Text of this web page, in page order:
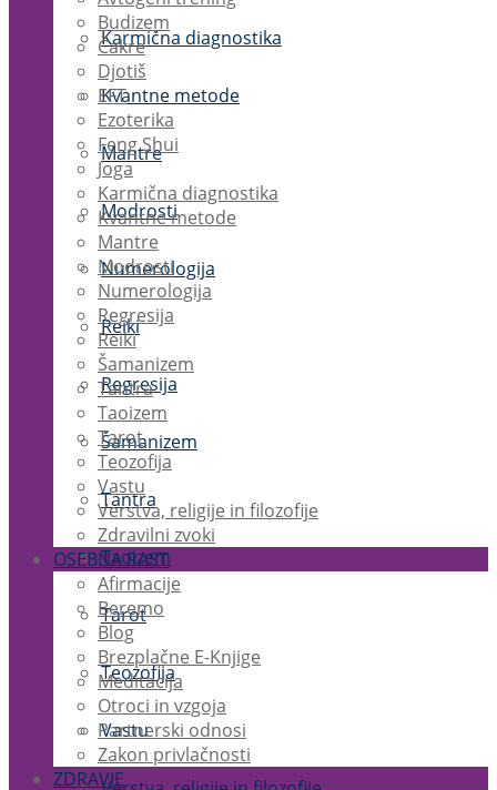
Karmična diagnostika
Kvantne metode
Mantre
Modrosti
Numerologija
Reiki
Regresija
Šamanizem
Tantra
Taoizem
Tarot
Teozofija
Vastu
Budizem
Čakre
Djotiš
EFT
Ezoterika
Feng Shui
Joga
Karmična diagnostika
Kvantne metode
Mantre
Modrosti
Numerologija
Regresija
Reiki
Šamanizem
Tantra
Taoizem
Tarot
Teozofija
Vastu
Verstva, religije in filozofije
Zdravilni zvoki
OSEBNA RAST
Afirmacije
Beremo
Blog
Brezplačne E-Knjige
Meditacija
Otroci in vzgoja
Partnerski odnosi
Zakon privlačnosti
ZDRAVJE